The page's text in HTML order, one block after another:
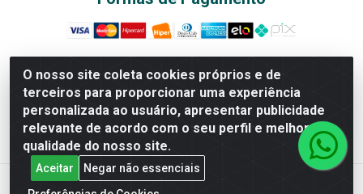
O nosso site coleta cookies próprios e de
terceiros para proporcionar uma experiência
personalizada ao usuário, apresentar publicidade
relevante de acordo com o seu perfil e melhorar a
qualidade do nosso site.
Aceitar
Negar não essenciais
Rede Brasil - Avenida Universitária, nº 3860, Jardim das
Américas II Etapa - Anápolis/GO - CEP 75070-415 -
CNPJ 07.728.073/0002-24